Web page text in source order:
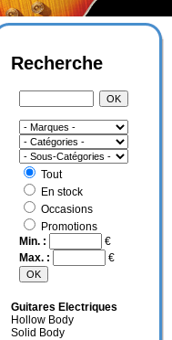
Recherche
Tout
En stock
Occasions
Promotions
Min. :
€
Max. :
€
Guitares Electriques
Hollow Body
Solid Body